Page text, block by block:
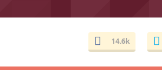
14.6k